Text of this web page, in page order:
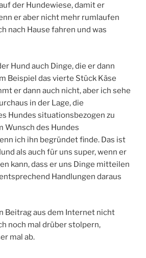
der Hundewiese, damit er
er aber nicht mehr rumlaufen
nach Hause fahren und was
Hund auch Dinge, die er dann
Beispiel das vierte Stück Käse
er dann auch nicht, aber ich sehe
in der Lage, die
Hundes situationsbezogen zu
Wunsch des Hundes
ich ihn begründet finde. Das ist
als auch für uns super, wenn er
kann, dass er uns Dinge mitteilen
Handlungen daraus
Beitrag aus dem Internet nicht
noch mal drüber stolpern,
mal ab.